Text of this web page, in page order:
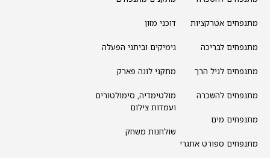
מתנפחים אטרקציות
מתנפחים לבריכה
מתנפחים לגיל הרך
מתנפחים להשכרה
מתנפחים מים
מתנפחים ספורט אתגרי
דוכני מזון
גימיקים וביתני הפעלה
מתקני לונה פארק
מולטימדיה, סימולטורים
ועמדות צילום
שולחנות משחק